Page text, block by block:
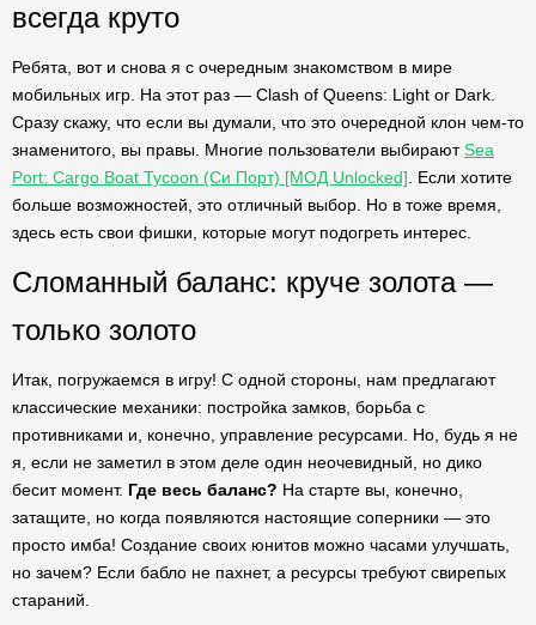
всегда круто
Ребята, вот и снова я с очередным знакомством в мире
мобильных игр. На этот раз — Clash of Queens: Light or Dark.
Сразу скажу, что если вы думали, что это очередной клон чем-то
знаменитого, вы правы. Многие пользователи выбираютSea
Port: Cargo Boat Tycoon (Си Порт) [МОД Unlocked] . Если хотите
больше возможностей, это отличный выбор. Но в тоже время,
здесь есть свои фишки, которые могут подогреть интерес.
Сломанный баланс: круче золота —
только золото
Итак, погружаемся в игру! С одной стороны, нам предлагают
классические механики: постройка замков, борьба с
противниками и, конечно, управление ресурсами. Но, будь я не
я, если не заметил в этом деле один неочевидный, но дико
бесит момент. Где весь баланс? На старте вы, конечно,
затащите, но когда появляются настоящие соперники — это
просто имба! Создание своих юнитов можно часами улучшать,
но зачем? Если бабло не пахнет, а ресурсы требуют свирепых
стараний.